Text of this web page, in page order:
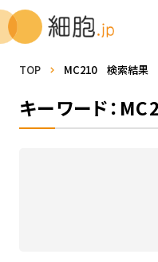
TOP MC210 検索結果
キーワード：